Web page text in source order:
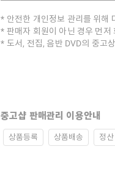
안전한 개인정보 관리를 위해
판매자 회원이 아닌 경우 먼저
도서, 전집, 음반 DVD의 중고
중고샵 판매관리 이용안내
상품등록 상품배송 정산